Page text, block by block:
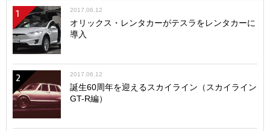
1 2017.06.12
オリックス・レンタカーがテスラをレンタカーに
導入
2 2017.06.12
誕生60周年を迎えるスカイライン（スカイライン
GT-R編）